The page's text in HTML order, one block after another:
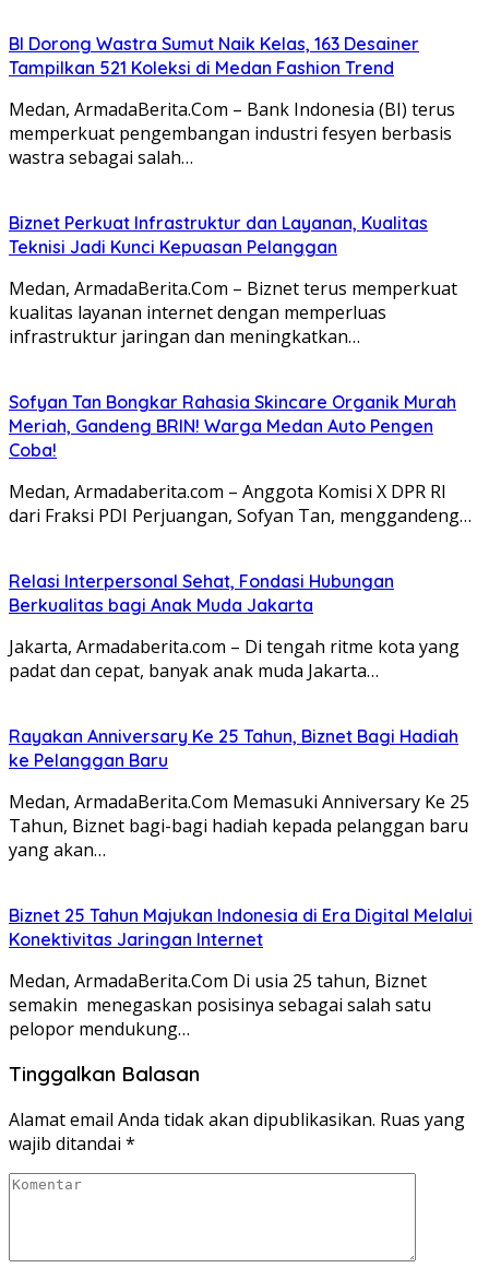
BI Dorong Wastra Sumut Naik Kelas, 163 Desainer
Tampilkan 521 Koleksi di Medan Fashion Trend
Medan, ArmadaBerita.Com – Bank Indonesia (BI) terus
memperkuat pengembangan industri fesyen berbasis
wastra sebagai salah…
Biznet Perkuat Infrastruktur dan Layanan, Kualitas
Teknisi Jadi Kunci Kepuasan Pelanggan
Medan, ArmadaBerita.Com – Biznet terus memperkuat
kualitas layanan internet dengan memperluas
infrastruktur jaringan dan meningkatkan…
Sofyan Tan Bongkar Rahasia Skincare Organik Murah
Meriah, Gandeng BRIN! Warga Medan Auto Pengen
Coba!
Medan, Armadaberita.com – Anggota Komisi X DPR RI
dari Fraksi PDI Perjuangan, Sofyan Tan, menggandeng…
Relasi Interpersonal Sehat, Fondasi Hubungan
Berkualitas bagi Anak Muda Jakarta
Jakarta, Armadaberita.com – Di tengah ritme kota yang
padat dan cepat, banyak anak muda Jakarta…
Rayakan Anniversary Ke 25 Tahun, Biznet Bagi Hadiah
ke Pelanggan Baru
Medan, ArmadaBerita.Com Memasuki Anniversary Ke 25
Tahun, Biznet bagi-bagi hadiah kepada pelanggan baru
yang akan…
Biznet 25 Tahun Majukan Indonesia di Era Digital Melalui
Konektivitas Jaringan Internet
Medan, ArmadaBerita.Com Di usia 25 tahun, Biznet
semakin menegaskan posisinya sebagai salah satu
pelopor mendukung…
Tinggalkan Balasan
Alamat email Anda tidak akan dipublikasikan. Ruas yang
wajib ditandai *